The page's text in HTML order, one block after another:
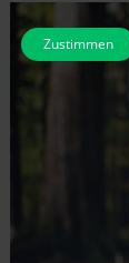
Zustimmen